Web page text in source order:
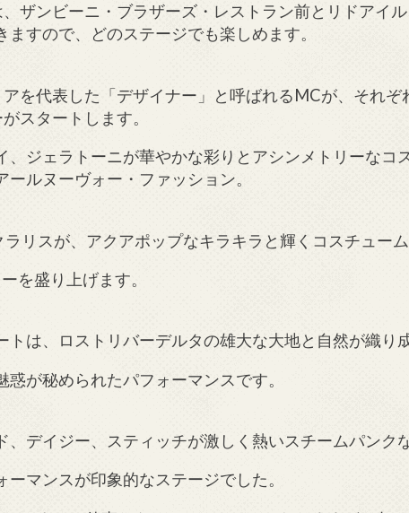
ザンビーニ・ブラザーズ・レストラン前とリドアイ
すので、どのステージでも楽しめます。
を代表した「デザイナー」と呼ばれるMCが、それ
スタートします。
ジェラトーニが華やかな彩りとアシンメトリーな
ルヌーヴォー・ファッション。
リスが、アクアポップなキラキラと輝くコスチューム
を盛り上げます。
は、ロストリバーデルタの雄大な大地と自然が織り
が秘められたパフォーマンスです。
デイジー、スティッチが激しく熱いスチームパンク
マンスが印象的なステージでした。